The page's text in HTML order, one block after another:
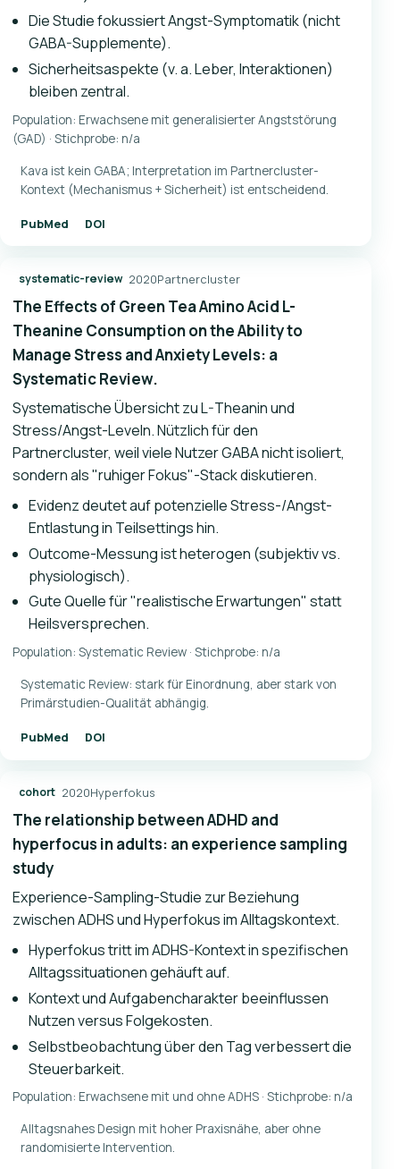
Die Studie fokussiert Angst-Symptomatik (nicht
GABA-Supplemente).
Sicherheitsaspekte (v. a. Leber, Interaktionen)
bleiben zentral.
Population: Erwachsene mit generalisierter Angststörung
(GAD) · Stichprobe: n/a
Kava ist kein GABA; Interpretation im Partnercluster-
Kontext (Mechanismus + Sicherheit) ist entscheidend.
PubMed DOI
systematic-review 2020Partnercluster
The Effects of Green Tea Amino Acid L-
Theanine Consumption on the Ability to
Manage Stress and Anxiety Levels: a
Systematic Review.
Systematische Übersicht zu L-Theanin und
Stress/Angst-Leveln. Nützlich für den
Partnercluster, weil viele Nutzer GABA nicht isoliert,
sondern als "ruhiger Fokus"-Stack diskutieren.
Evidenz deutet auf potenzielle Stress-/Angst-
Entlastung in Teilsettings hin.
Outcome-Messung ist heterogen (subjektiv vs.
physiologisch).
Gute Quelle für "realistische Erwartungen" statt
Heilsversprechen.
Population: Systematic Review · Stichprobe: n/a
Systematic Review: stark für Einordnung, aber stark von
Primärstudien-Qualität abhängig.
PubMed DOI
cohort 2020Hyperfokus
The relationship between ADHD and
hyperfocus in adults: an experience sampling
study
Experience-Sampling-Studie zur Beziehung
zwischen ADHS und Hyperfokus im Alltagskontext.
Hyperfokus tritt im ADHS-Kontext in spezifischen
Alltagssituationen gehäuft auf.
Kontext und Aufgabencharakter beeinflussen
Nutzen versus Folgekosten.
Selbstbeobachtung über den Tag verbessert die
Steuerbarkeit.
Population: Erwachsene mit und ohne ADHS · Stichprobe: n/a
Alltagsnahes Design mit hoher Praxisnähe, aber ohne
randomisierte Intervention.